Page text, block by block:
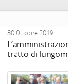
30 Ottobre 2019
tratto di